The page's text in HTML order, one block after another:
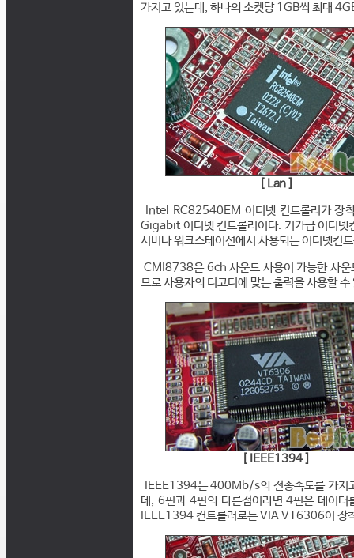
가지고 있는데, 하나의 소켓당 1GB씩 최대
[ Lan ]
Intel RC82540EM 이더넷 컨트롤러가
Gigabit 이더넷 컨트롤러이다. 기가급 이더
서버나 워크스테이션에서 사용되는 이더넷컨
CMI8738은 6ch 사운드 사용이 가능한 사
므로 사용자의 디코더에 맞는 출력을 사용할
[ IEEE1394 ]
IEEE1394는 400Mb/s의 전송속도를 가지
데, 6핀과 4핀의 다른점이라면 4핀은 데이
IEEE1394 컨트롤러로는 VIA VT6306이 장